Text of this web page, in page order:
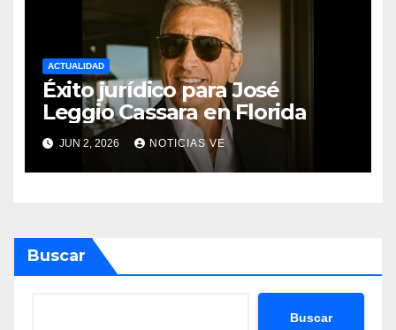
ACTUALIDAD
Éxito jurídico para José
Leggio Cassara en Florida
JUN 2, 2026 NOTICIAS VE
Buscar
Buscar